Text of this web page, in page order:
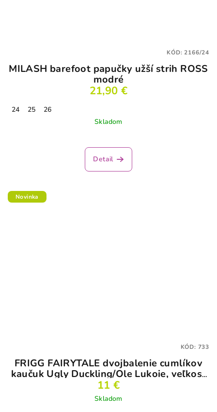
MILASH barefoot papučky užší strih ROSS
modré
21,90 €
24 25
26
Skladom
Detail
KÓD:2166/24
Novinka
FRIGG FAIRYTALE dvojbalenie cumlíkov
kaučuk Ugly Duckling/Ole Lukoie, veľkosť
1
11 €
Skladom
KÓD: 733